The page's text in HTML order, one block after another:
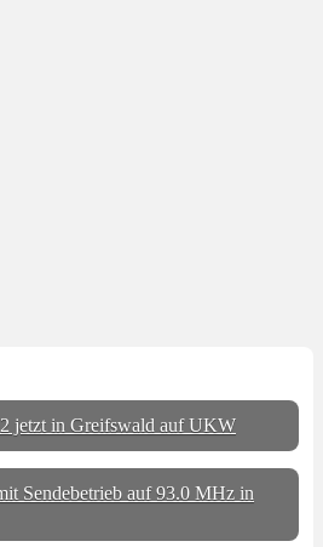
jetzt in Greifswald auf UKW
Sendebetrieb auf 93.0 MHz in